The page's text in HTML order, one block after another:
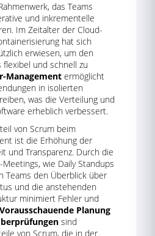
das Teams
und inkrementelle
Im Zeitalter der Cloud-
hat sich
erwiesen, um den
flexibel und schnell zu
Management ermöglicht
in isolierten
was die Verteilung und
erheblich verbessert.
von Scrum beim
ist die Erhöhung der
und Transparenz. Durch die
wie Daily Standups
Teams den Überblick über
und die anstehenden
minimiert Fehler und
Vorausschauende Planung
sind
von Scrum, die in der